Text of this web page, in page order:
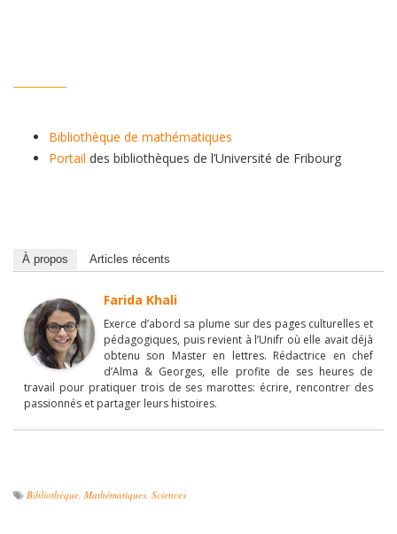
Bibliothèque de mathématiques
Portail des bibliothèques de l’Université de Fribourg
À propos Articles récents
Farida Khali
Exerce d’abord sa plume sur des pages culturelles et
pédagogiques, puis revient à l’Unifr où elle avait déjà
obtenu son Master en lettres. Rédactrice en chef
d’Alma & Georges, elle profite de ses heures de
travail pour pratiquer trois de ses marottes: écrire, rencontrer des
passionnés et partager leurs histoires.
Bibliothèque Mathématiques Sciences